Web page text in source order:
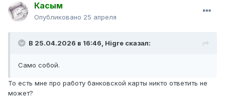
Касым
Опубликовано 25 апреля
В 25.04.2026 в 16:46, Higre сказал:
Само собой.
То есть мне про работу банковской карты никто ответить не
может?